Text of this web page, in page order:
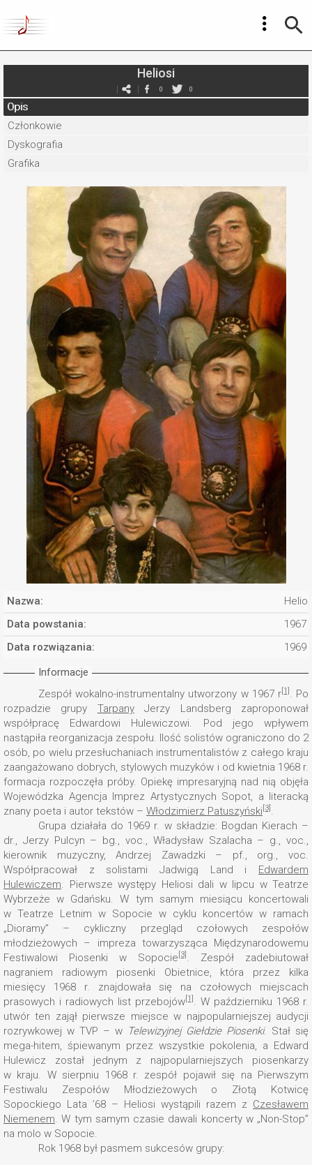
Heliosi
0 0
Opis
Członkowie
Dyskografia
Grafika
Nazwa:
Data powstania:
1967
Data rozwiązania:
1969
Informacje
Zespół wokalno-instrumentalny utworzony w 1967 r[1] . Po
rozpadzie grupy TarpanyJerzy Landsberg zaproponował
współpracę Edwardowi Hulewiczowi. Pod jego wpływem
nastąpiła reorganizacja zespołu. Ilość solistów ograniczono do 2
osób, po wielu przesłuchaniach instrumentalistów z całego kraju
zaangażowano dobrych, stylowych muzyków i od kwietnia 1968 r.
formacja rozpoczęła próby. Opiekę impresaryjną nad nią objęła
Wojewódzka Agencja Imprez Artystycznych Sopot, a literacką
znany poeta i autor tekstów – Włodzimierz Patuszyński [3] .
Grupa działała do 1969 r. w składzie: Bogdan Kierach –
dr., Jerzy Pulcyn – bg., voc., Władysław Szalacha – g., voc.,
kierownik muzyczny, Andrzej Zawadzki – pf., org., voc.
Współpracował z solistami Jadwigą Land i Edwardem
Hulewiczem. Pierwsze występy Heliosi dali w lipcu w Teatrze
Wybrzeże w Gdańsku. W tym samym miesiącu koncertowali
w Teatrze Letnim w Sopocie w cyklu koncertów w ramach
„Dioramy” – cykliczny przegląd czołowych zespołów
młodzieżowych – impreza towarzysząca Międzynarodowemu
Festiwalowi Piosenki w Sopocie [3] . Zespół zadebiutował
nagraniem radiowym piosenki Obietnice, która przez kilka
miesięcy 1968 r. znajdowała się na czołowych miejscach
prasowych i radiowych list przebojów [1] . W październiku 1968 r.
utwór ten zajął pierwsze miejsce w najpopularniejszej audycji
rozrywkowej w TVP – w Telewizyjnej Giełdzie Piosenki. Stał się
mega-hitem, śpiewanym przez wszystkie pokolenia, a Edward
Hulewicz został jednym z najpopularniejszych piosenkarzy
w kraju. W sierpniu 1968 r. zespół pojawił się na Pierwszym
Festiwalu Zespołów Młodzieżowych o Złotą Kotwicę
Sopockiego Lata ’68 – Heliosi wystąpili razem z Czesławem
Niemenem. W tym samym czasie dawali koncerty w „Non-Stop”
na molo w Sopocie.
Rok 1968 był pasmem sukcesów grupy: